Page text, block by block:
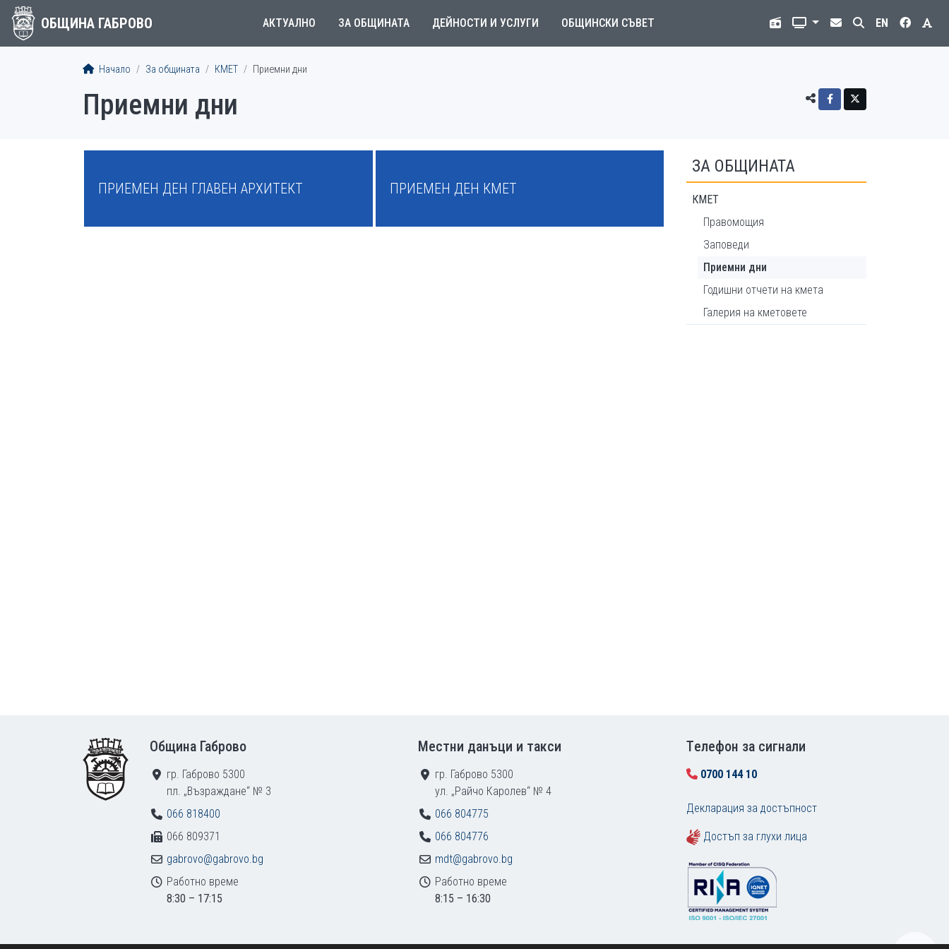
ОБЩИНА ГАБРОВО АКТУАЛНО ЗА ОБЩИНАТА ДЕЙНОСТИ И УСЛУГИ ОБЩИНСКИ СЪВЕТ EN
Начало За общината КMET Приемни дни
Приемни дни
МЕНЮ
ПРИЕМЕН ДЕН ГЛАВЕН АРХИТЕКТ ПРИЕМЕН ДЕН КМЕТ
ЗА ОБЩИНАТА
КMET
Правомощия
Заповеди
Приемни дни
Годишни отчети на кмета
Галерия на кметовете
Община Габрово
гр. Габрово 5300
пл. „Възраждане“ № 3
066 818400
066 809371
gabrovo@gabrovo.bg
Работно време
8:30 – 17:15
Местни данъци и такси
гр. Габрово 5300
ул. „Райчо Каролев“ № 4
066 804775
066 804776
mdt@gabrovo.bg
Работно време
8:15 – 16:30
Tелефон за сигнали
0700 144 10
Декларация за достъпност
Достъп за глухи лица